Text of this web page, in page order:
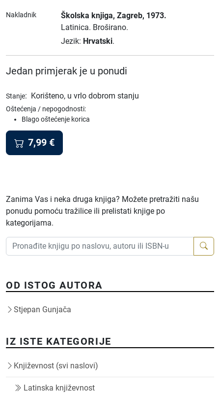
Nakladnik Školska knjiga, Zagreb, 1973.
Latinica. Broširano.
Jezik: Hrvatski.
Jedan primjerak je u ponudi
Stanje: Korišteno, u vrlo dobrom stanju
Oštećenja / nepogodnosti:
Blago oštećenje korica
7,99 €
Zanima Vas i neka druga knjiga? Možete pretražiti našu
ponudu pomoću tražilice ili prelistati knjige po
kategorijama.
OD ISTOG AUTORA
Stjepan Gunjača
IZ ISTE KATEGORIJE
Književnost (svi naslovi)
Latinska književnost